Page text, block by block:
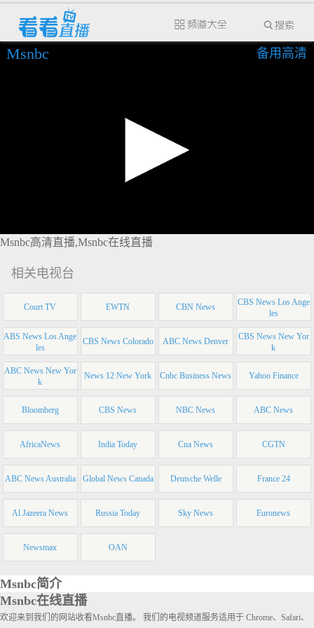
Msnbc 备用高清
Msnbc高清直播,Msnbc在线直播
相关电视台
Court TV EWTN CBN News
CBS News Los Ange
les
ABS News Los Ange
les
CBS News Colorado ABC News Denver
CBS News New Yor
k
ABC News New Yor
k
News 12 New York Cnbc Business News Yahoo Finance
Bloomberg CBS News NBC News ABC News
AfricaNews India Today Cna News CGTN
ABC News Australia Global News Canada Deutsche Welle France 24
Al Jazeera News Russia Today Sky News Euronews
Newsmax OAN
Msnbc简介
Msnbc在线直播
欢迎来到我们的网站收看Msnbc直播。 我们的电视频道服务适用于 Chrome、Safari、